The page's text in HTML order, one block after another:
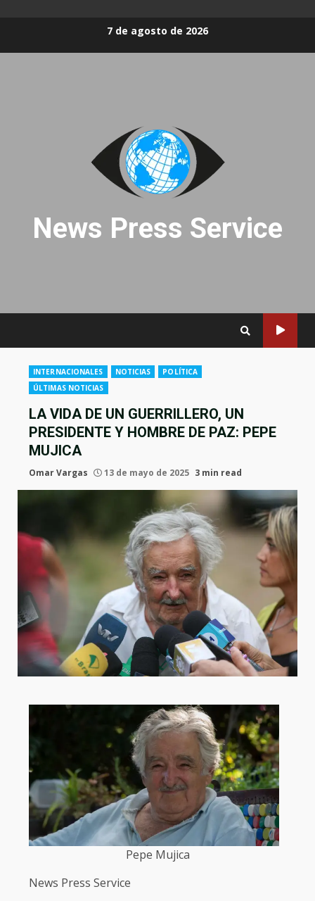
7 de agosto de 2026
News Press Service
INTERNACIONALES NOTICIAS
POLÍTICA
ÚLTIMAS NOTICIAS
LA VIDA DE UN GUERRILLERO, UN
PRESIDENTE Y HOMBRE DE PAZ: PEPE
MUJICA
Omar Vargas 13 de mayo de 2025 3 min read
Pepe Mujica
News Press Service